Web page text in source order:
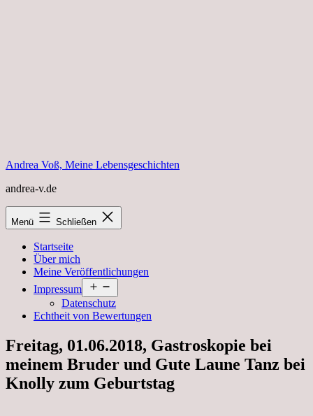
Andrea Voß, Meine Lebensgeschichten
andrea-v.de
Menü Schließen
Startseite
Über mich
Meine Veröffentlichungen
Impressum
öffnen
Datenschutz
Echtheit von Bewertungen
Freitag, 01.06.2018, Gastroskopie bei
meinem Bruder und Gute Laune Tanz bei
Knolly zum Geburtstag